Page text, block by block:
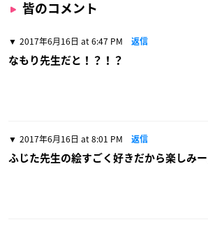
皆のコメント
2017年6月16日 at 6:47 PM 返信
なもり先生だと！？！？
2017年6月16日 at 8:01 PM 返信
ふじた先生の絵すごく好きだから楽しみ